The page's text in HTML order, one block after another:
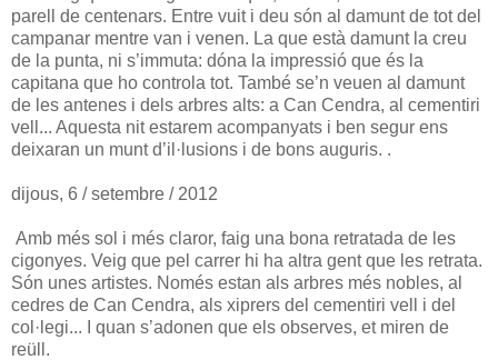
parell de centenars. Entre vuit i deu són al damunt de tot del
campanar mentre van i venen. La que està damunt la creu
de la punta, ni s’immuta: dóna la impressió que és la
capitana que ho controla tot. També se’n veuen al damunt
de les antenes i dels arbres alts: a Can Cendra, al cementiri
vell... Aquesta nit estarem acompanyats i ben segur ens
deixaran un munt d’il·lusions i de bons auguris. .
dijous, 6 / setembre / 2012
Amb més sol i més claror, faig una bona retratada de les
cigonyes. Veig que pel carrer hi ha altra gent que les retrata.
Són unes artistes. Només estan als arbres més nobles, al
cedres de Can Cendra, als xiprers del cementiri vell i del
col·legi... I quan s’adonen que els observes, et miren de
reüll.